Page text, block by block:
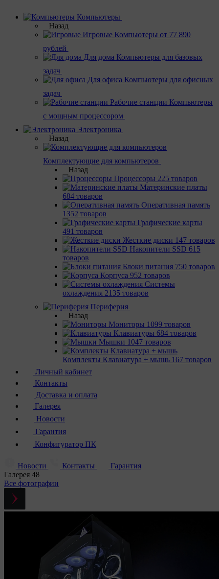
Компьютеры
Назад
Игровые Компьютеры от 77 890
рублей
Для дома Компьютеры для базовых
задач
Для офиса Компьютеры для офисных
задач
Рабочие станции Компьютеры
с мощным процессором
Электроника
Назад
Комплектующие для компьютеров
Назад
Процессоры 225 товаров
Материнcкие платы
684 товаров
Оперативная память
1352 товаров
Графические карты
491 товаров
Жесткие диски 147 товаров
Накопители SSD 615
товаров
Блоки питания 750 товаров
Корпуса 952 товаров
Системы
охлаждения 2135 товаров
Периферия
Назад
Мониторы 1099 товаров
Клавиатуры 684 товаров
Мышки 1047 товаров
Комплекты Клавиатура + мышь 167 товаров
Личный кабинет
Контакты
Доставка и оплата
Галерея
Новости
Гарантия
Конфигуратор ПК
Новости Контакты
Гарантия
Галерея 48
Все фотографии